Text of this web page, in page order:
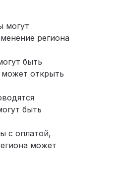
могут
региона
быть
открыть
быть
с оплатой,
может